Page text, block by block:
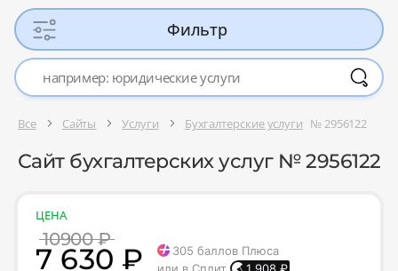
Фильтр
Все Сайты Услуги Бухгалтерские услуги № 2956122
Сайт бухгалтерских услуг № 2956122
ЦЕНА
10900 ₽
7 630 ₽ 305 баллов Плюса